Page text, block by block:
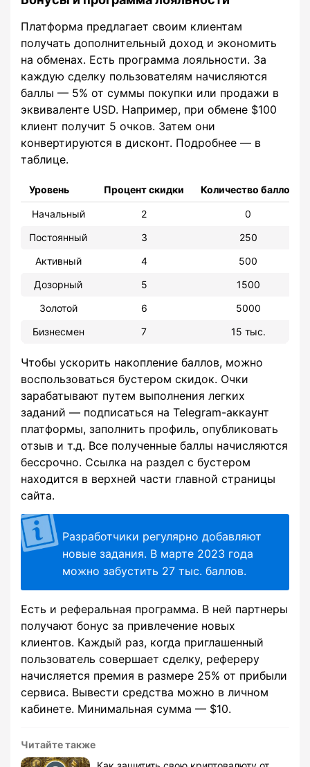
Платформа предлагает своим клиентам
получать дополнительный доход и экономить
на обменах. Есть программа лояльности. За
каждую сделку пользователям начисляются
баллы — 5% от суммы покупки или продажи в
эквиваленте USD. Например, при обмене $100
клиент получит 5 очков. Затем они
конвертируются в дисконт. Подробнее — в
таблице.
Уровень Процент скидки Количество баллов
Начальный 2
0
Постоянный
3
250
Активный
4
500
Дозорный
5
1500
Золотой
6
5000
Бизнесмен
7 15 тыс.
Чтобы ускорить накопление баллов, можно
воспользоваться бустером скидок. Очки
зарабатывают путем выполнения легких
заданий — подписаться на Telegram-аккаунт
платформы, заполнить профиль, опубликовать
отзыв и т.д. Все полученные баллы начисляются
бессрочно. Ссылка на раздел с бустером
находится в верхней части главной страницы
сайта.
Разработчики регулярно добавляют
новые задания. В марте 2023 года
можно забустить 27 тыс. баллов.
Есть и реферальная программа. В ней партнеры
получают бонус за привлечение новых
клиентов. Каждый раз, когда приглашенный
пользователь совершает сделку, рефереру
начисляется премия в размере 25% от прибыли
сервиса. Вывести средства можно в личном
кабинете. Минимальная сумма — $10.
Читайте также